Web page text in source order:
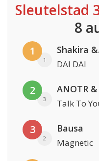
Sleutelstad
8
1
1
Shakira
DAI DAI
2
3
ANOTR
Talk To
3
2
Bausa
Magnetic